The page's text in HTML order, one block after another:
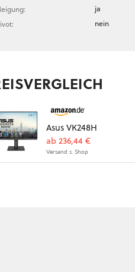
ja
nein
Asus VK248H
ab 236,44 €
Versand s. Shop